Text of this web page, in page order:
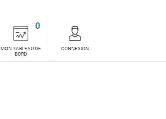
MON TABLEAU DE
BORD
0
requêtes
ou
synthèses
CONNEXION